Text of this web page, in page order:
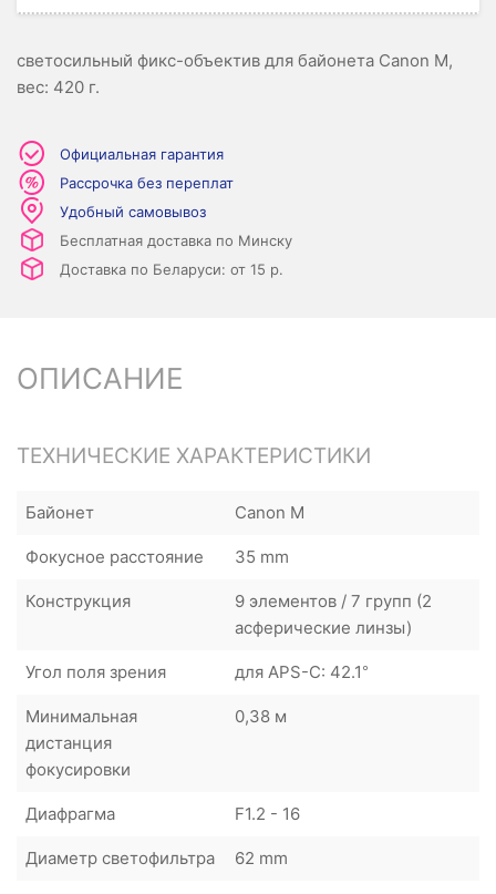
светосильный фикс-объектив для байонета Canon M,
вес: 420 г.
Официальная гарантия
Рассрочка без переплат
Удобный самовывоз
Бесплатная доставка по Минску
Доставка по Беларуси: от 15 р.
ОПИСАНИЕ
ТЕХНИЧЕСКИЕ ХАРАКТЕРИСТИКИ
Байонет Canon M
Фокусное расстояние 35 mm
Конструкция
9 элементов / 7 групп (2
асферические линзы)
Угол поля зрения для APS-C: 42.1°
Минимальная
дистанция
фокусировки
0,38 м
Диафрагма F1.2 - 16
Диаметр светофильтра 62 mm